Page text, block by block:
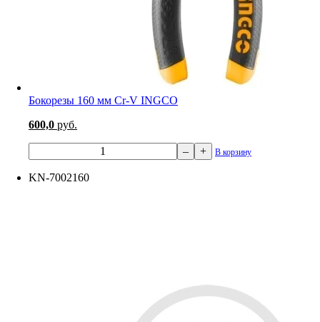
Бокорезы 160 мм Cr-V INGCO
600,0 руб.
– + В корзину
KN-7002160